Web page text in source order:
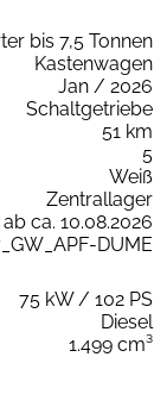
bis 7,5 Tonnen
Kastenwagen
Jan / 2026
Schaltgetriebe
51 km
5
Weiß
Zentrallager
ab ca. 10.08.2026
DUME
75 kW / 102 PS
Diesel
1.499 cm³